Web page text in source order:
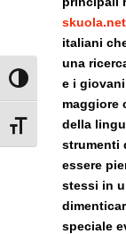
Attiva/disattiva alto
Attiva/disattiva
skuola.net
italiani
una
e i
maggiore
della
strumenti
essere
stessi in
speciale